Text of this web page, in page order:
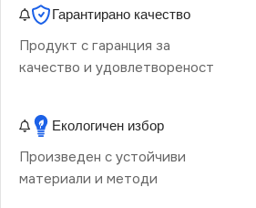
Гарантирано качество
Продукт с гаранция за
качество и удовлетвореност
Екологичен избор
Произведен с устойчиви
материали и методи